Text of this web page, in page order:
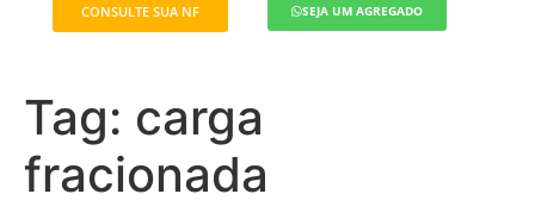
CONSULTE SUA NF SEJA UM AGREGADO
Tag: carga
fracionada